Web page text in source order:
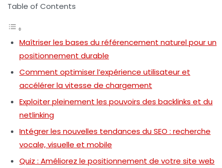
Table of Contents
Maîtriser les bases du référencement naturel pour un
positionnement durable
Comment optimiser l’expérience utilisateur et
accélérer la vitesse de chargement
Exploiter pleinement les pouvoirs des backlinks et du
netlinking
Intégrer les nouvelles tendances du SEO : recherche
vocale, visuelle et mobile
Quiz : Améliorez le positionnement de votre site web